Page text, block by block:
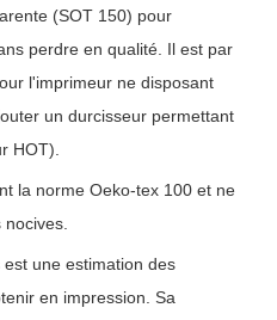
(SOT 150) pour
perdre en qualité. Il est par
l'imprimeur ne disposant
un durcisseur permettant
HOT).
la norme Oeko-tex 100 et ne
une estimation des
en impression. Sa